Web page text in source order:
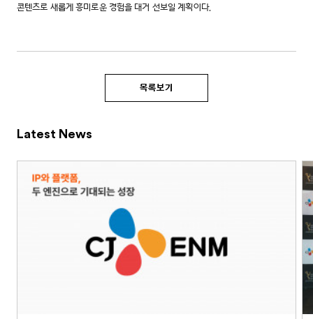
콘텐츠로 새롭게 흥미로운 경험을 대거 선보일 계획이다.
목록보기
Latest News